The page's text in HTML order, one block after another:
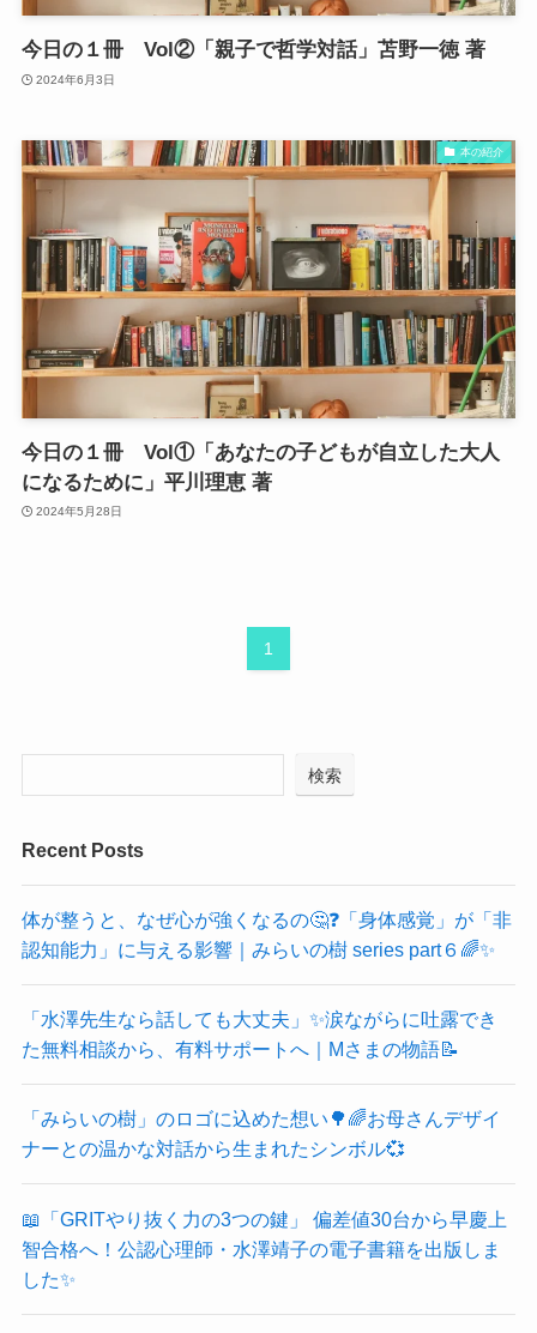
今日の１冊 Vol②「親子で哲学対話」苫野一徳 著
2024年6月3日
本の紹介
今日の１冊 Vol①「あなたの子どもが自立した大人
になるために」平川理恵 著
2024年5月28日
1
検索
Recent Posts
体が整うと、なぜ心が強くなるの🤔❓「身体感覚」が「非
認知能力」に与える影響｜みらいの樹 series part６🌈✨
「水澤先生なら話しても大丈夫」✨涙ながらに吐露でき
た無料相談から、有料サポートへ｜Mさまの物語📝
「みらいの樹」のロゴに込めた想い🌳🌈お母さんデザイ
ナーとの温かな対話から生まれたシンボル💞
📖「GRITやり抜く力の3つの鍵」 偏差値30台から早慶上
智合格へ！公認心理師・水澤靖子の電子書籍を出版しま
した✨